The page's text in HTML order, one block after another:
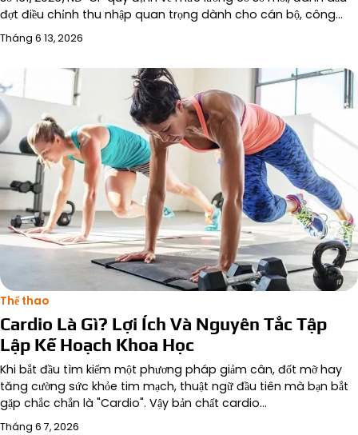
đợt điều chỉnh thu nhập quan trọng dành cho cán bộ, công…
Tháng 6 13, 2026
Thể thao
Cardio Là Gì? Lợi Ích Và Nguyên Tắc Tập
Lập Kế Hoạch Khoa Học
Khi bắt đầu tìm kiếm một phương pháp giảm cân, đốt mỡ hay
tăng cường sức khỏe tim mạch, thuật ngữ đầu tiên mà bạn bắt
gặp chắc chắn là "Cardio". Vậy bản chất cardio…
Tháng 6 7, 2026